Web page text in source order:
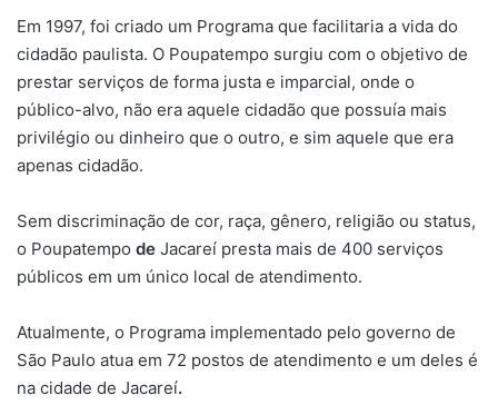
Em 1997, foi criado um Programa que facilitaria a vida do
cidadão paulista. O Poupatempo surgiu com o objetivo de
prestar serviços de forma justa e imparcial, onde o
público-alvo, não era aquele cidadão que possuía mais
privilégio ou dinheiro que o outro, e sim aquele que era
apenas cidadão.
Sem discriminação de cor, raça, gênero, religião ou status,
o Poupatempo de Jacareí presta mais de 400 serviços
públicos em um único local de atendimento.
Atualmente, o Programa implementado pelo governo de
São Paulo atua em 72 postos de atendimento e um deles é
na cidade de Jacareí.